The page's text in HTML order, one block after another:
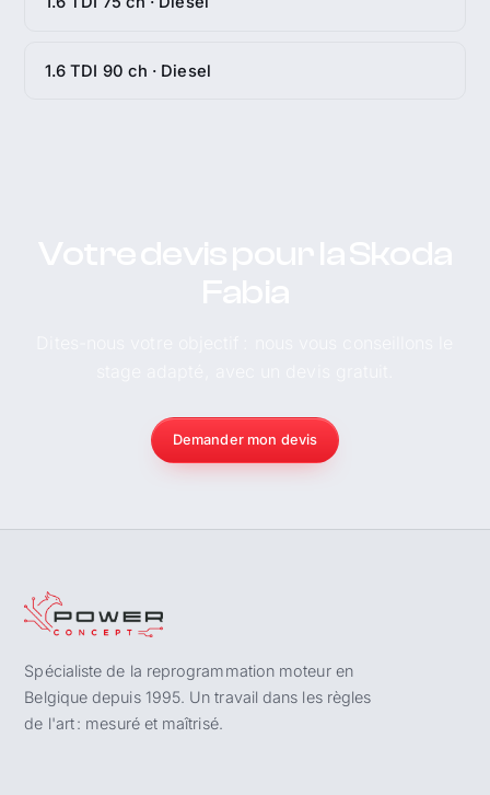
1.6 TDI 90 ch · Diesel
Demander mon devis
Spécialiste de la reprogrammation moteur en
Belgique depuis 1995. Un travail dans les règles
de l'art : mesuré et maîtrisé.